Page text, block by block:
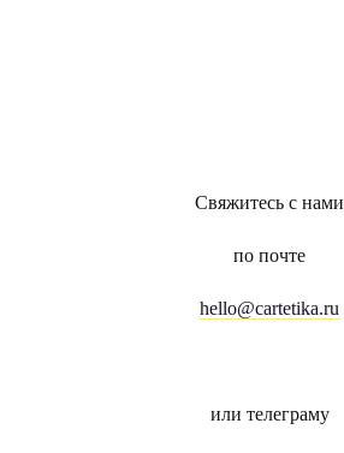
Свяжитесь с нами
по почте
hello@cartetika.ru
или телеграму